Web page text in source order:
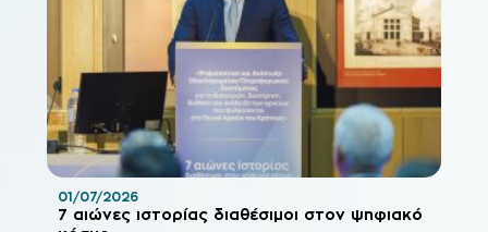
7 αιώνες ιστορίας διαθέσιμοι στον ψηφιακό
01/07/2026